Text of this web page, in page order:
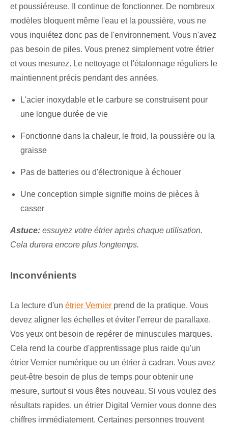
et poussiéreuse. Il continue de fonctionner. De nombreux
modèles bloquent même l'eau et la poussière, vous ne
vous inquiétez donc pas de l'environnement. Vous n'avez
pas besoin de piles. Vous prenez simplement votre étrier
et vous mesurez. Le nettoyage et l'étalonnage réguliers le
maintiennent précis pendant des années.
L'acier inoxydable et le carbure se construisent pour
une longue durée de vie
Fonctionne dans la chaleur, le froid, la poussière ou la
graisse
Pas de batteries ou d'électronique à échouer
Une conception simple signifie moins de pièces à
casser
Astuce: essuyez votre étrier après chaque utilisation.
Cela durera encore plus longtemps.
Inconvénients
La lecture d'un étrier Vernier prend de la pratique. Vous
devez aligner les échelles et éviter l'erreur de parallaxe.
Vos yeux ont besoin de repérer de minuscules marques.
Cela rend la courbe d'apprentissage plus raide qu'un
étrier Vernier numérique ou un étrier à cadran. Vous avez
peut-être besoin de plus de temps pour obtenir une
mesure, surtout si vous êtes nouveau. Si vous voulez des
résultats rapides, un étrier Digital Vernier vous donne des
chiffres immédiatement. Certaines personnes trouvent